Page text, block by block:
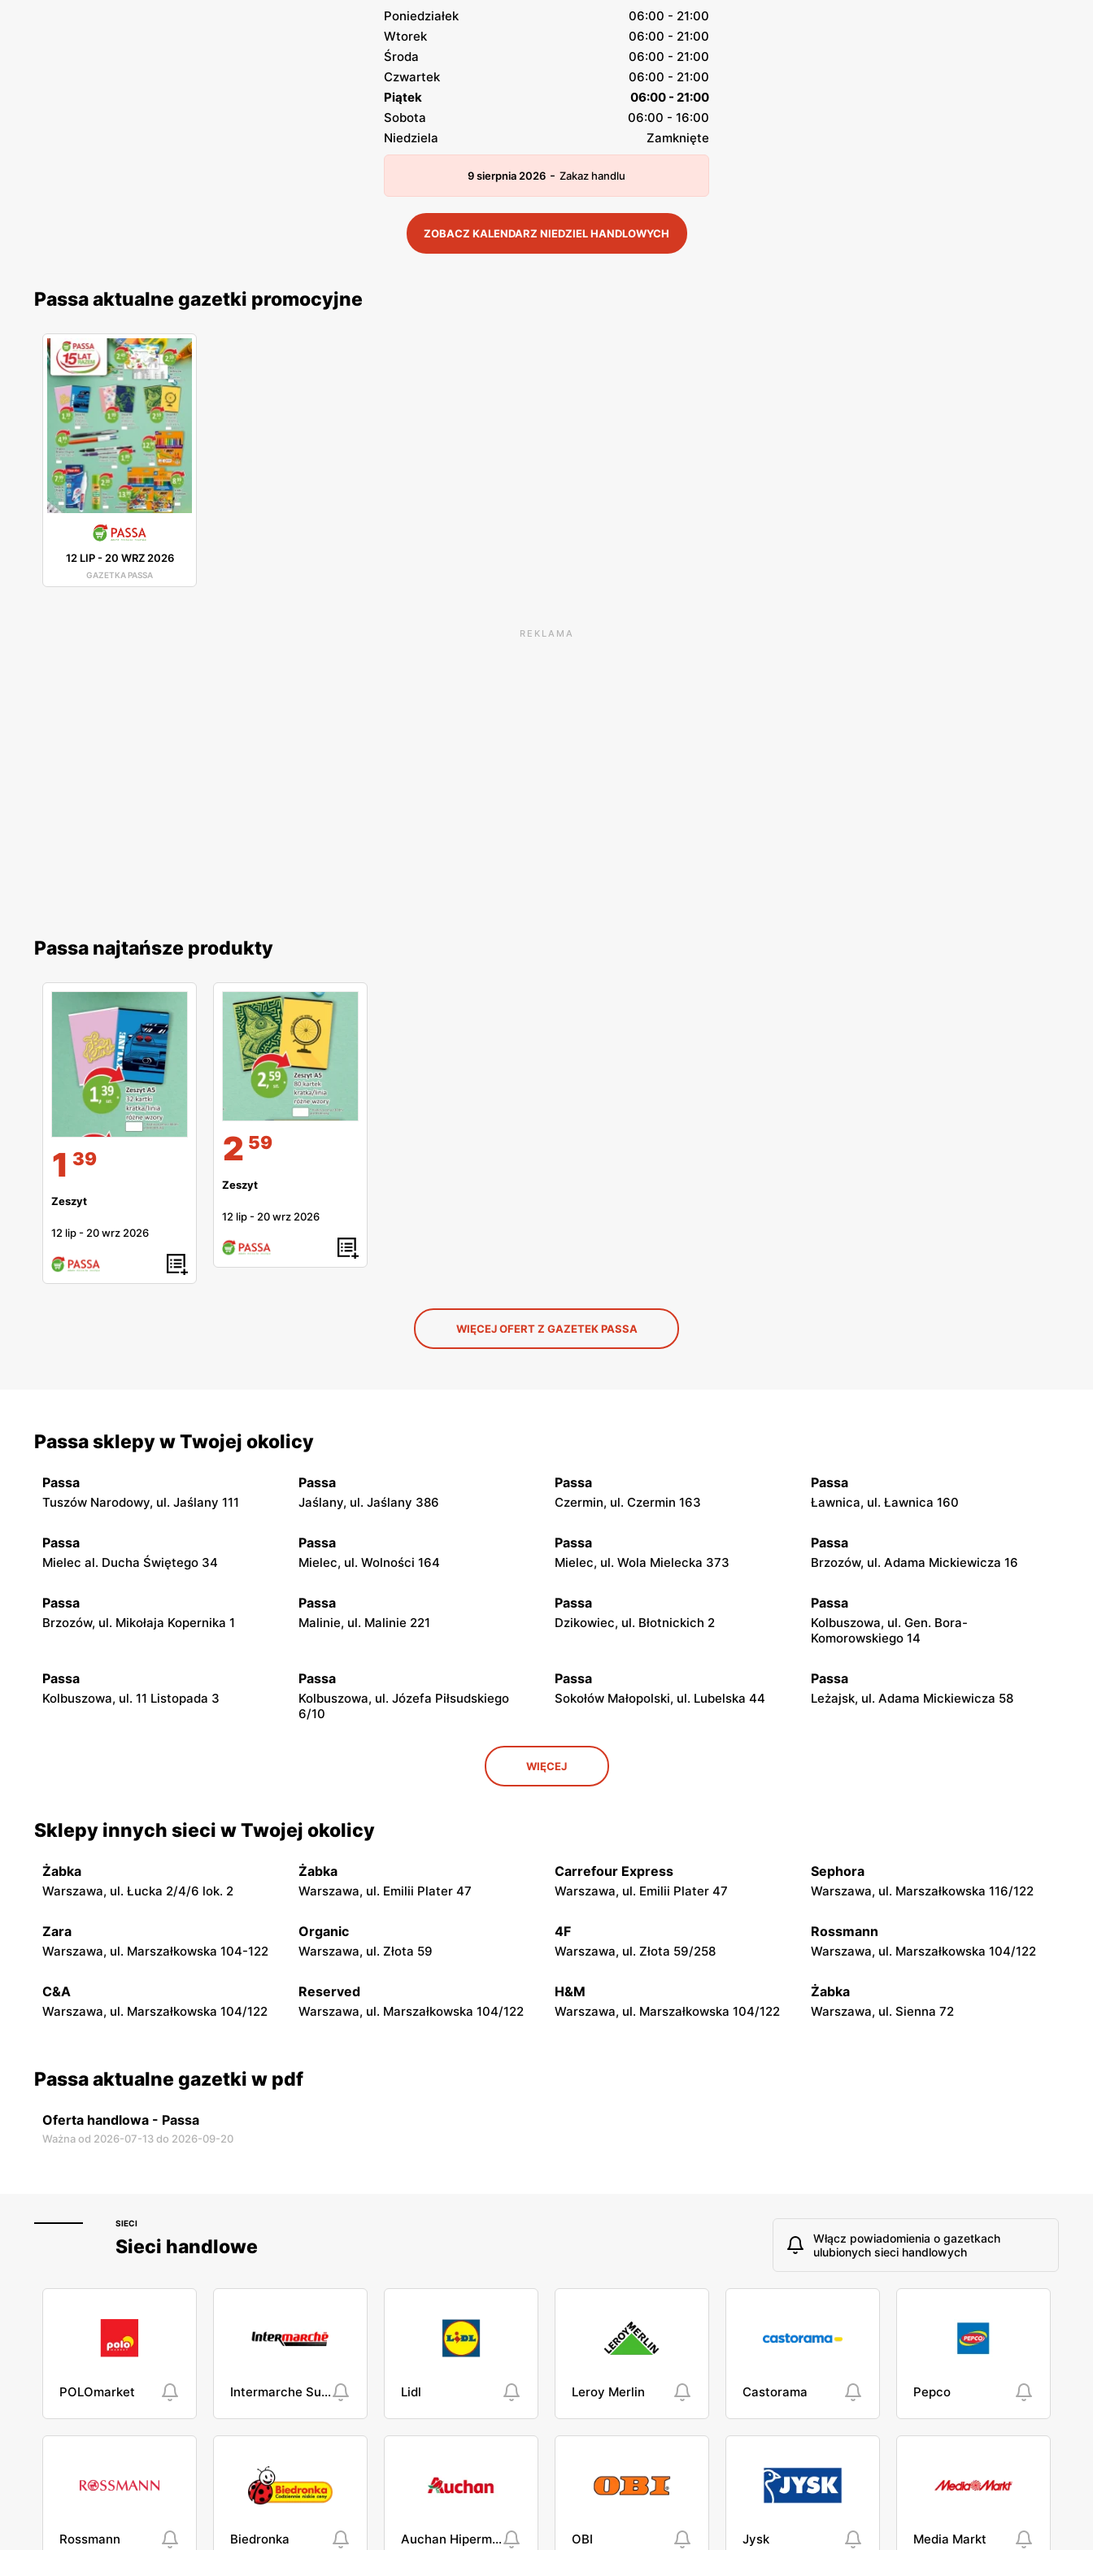
Poniedziałek
06:00 - 21:00
Wtorek
06:00 - 21:00
Środa
06:00 - 21:00
Czwartek
06:00 - 21:00
Piątek
06:00 - 21:00
Sobota
06:00 - 16:00
Niedziela
Zamknięte
9 sierpnia 2026 - Zakaz handlu
ZOBACZ KALENDARZ NIEDZIEL HANDLOWYCH
Passa aktualne gazetki promocyjne
12 LIP- 20 WRZ 2026
GAZETKA PASSA
REKLAMA
Passa najtańsze produkty
1 39
Zeszyt
12 lip - 20 wrz 2026
2 59
Zeszyt
12 lip - 20 wrz 2026
WIĘCEJ OFERT Z GAZETEK PASSA
Passa sklepy w Twojej okolicy
Passa
Tuszów Narodowy, ul. Jaślany 111
Passa
Jaślany, ul. Jaślany 386
Passa
Czermin, ul. Czermin 163
Passa
Ławnica, ul. Ławnica 160
Passa
Mielec al. Ducha Świętego 34
Passa
Mielec, ul. Wolności 164
Passa
Mielec, ul. Wola Mielecka 373
Passa
Brzozów, ul. Adama Mickiewicza 16
Passa
Brzozów, ul. Mikołaja Kopernika 1
Passa
Malinie, ul. Malinie 221
Passa
Dzikowiec, ul. Błotnickich 2
Passa
Kolbuszowa, ul. Gen. Bora-
Komorowskiego 14
Passa
Kolbuszowa, ul. 11 Listopada 3
Passa
Kolbuszowa, ul. Józefa Piłsudskiego
6/10
Passa
Sokołów Małopolski, ul. Lubelska 44
Passa
Leżajsk, ul. Adama Mickiewicza 58
Sędziszów Małopolski, ul. Michałowskich
16
Passa Passa
Passa Passa Passa Passa
Passa Passa Passa Passa
WIĘCEJ
Sklepy innych sieci w Twojej okolicy
Żabka
Warszawa, ul. Łucka 2/4/6 lok. 2
Żabka
Warszawa, ul. Emilii Plater 47
Carrefour Express
Warszawa, ul. Emilii Plater 47
Sephora
Warszawa, ul. Marszałkowska 116/122
Zara
Warszawa, ul. Marszałkowska 104-122
Organic
Warszawa, ul. Złota 59
4F
Warszawa, ul. Złota 59/258
Rossmann
Warszawa, ul. Marszałkowska 104/122
C&A
Warszawa, ul. Marszałkowska 104/122
Reserved
Warszawa, ul. Marszałkowska 104/122
H&M
Warszawa, ul. Marszałkowska 104/122
Żabka
Warszawa, ul. Sienna 72
Passa aktualne gazetki w pdf
Oferta handlowa - Passa
Ważna od 2026-07-13 do 2026-09-20
SIECI
Sieci handlowe
Włącz powiadomienia o gazetkach
ulubionych sieci handlowych
POLOmarket Intermarche Super Lidl Leroy Merlin Castorama Pepco
Rossmann Biedronka Auchan Hipermarket OBI Jysk Media Markt